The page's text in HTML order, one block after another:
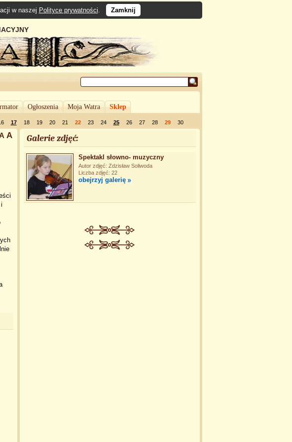
w naszej Polityce prywatności. Zamknij
Ogłoszenia Moja Watra Sklep
17 18 19 20 21 22 23 24 25 26 27 28 29 30
A Galerie zdjęć:
Spektakl słowno- muzyczny
Autor zdjęć: Zdzisław Soliwoda
Liczba zdjęć: 22
obejrzyj galerię